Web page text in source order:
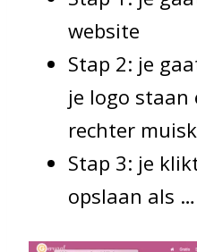
website
Stap 2: je
je logo staan
rechter
Stap 3: je
opslaan als …